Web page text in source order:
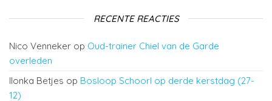
RECENTE REACTIES
Nico Venneker op Oud-trainer Chiel van de Garde
overleden
Ilonka Betjes op Bosloop Schoorl op derde kerstdag (27-
12)